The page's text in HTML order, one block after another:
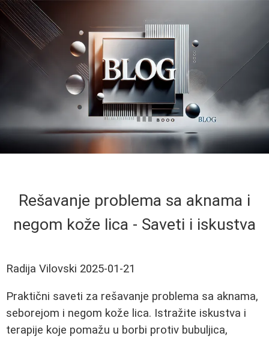
Rešavanje problema sa aknama i
negom kože lica - Saveti i iskustva
Radija Vilovski 2025-01-21
Praktični saveti za rešavanje problema sa aknama,
seborejom i negom kože lica. Istražite iskustva i
terapije koje pomažu u borbi protiv bubuljica,